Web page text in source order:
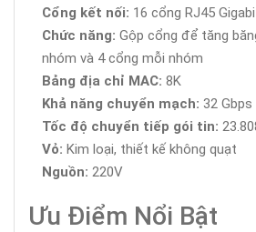
Cổng kết nối: 16 cổng RJ45
Chức năng: Gộp cổng để tăng
nhóm và 4 cổng mỗi nhóm
Bảng địa chỉ MAC: 8K
Khả năng chuyển mạch: 32 Gbps
Tốc độ chuyển tiếp gói tin:
Vỏ: Kim loại, thiết kế không quạt
Nguồn: 220V
Ưu Điểm Nổi Bật